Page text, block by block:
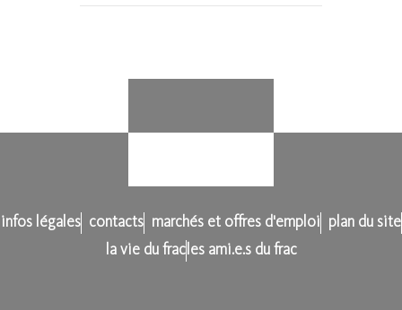
infos légales contacts marchés et offres d'emploi
plan du site
la vie du frac les ami.e.s du frac